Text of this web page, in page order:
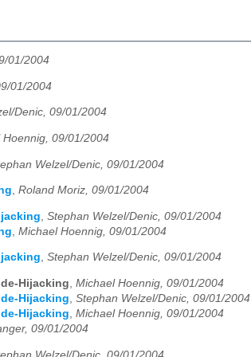
01/2004
01/2004
Denic, 09/01/2004
Hoennig, 09/01/2004
Welzel/Denic, 09/01/2004
, Roland Moriz, 09/01/2004
Stephan Welzel/Denic, 09/01/2004
Michael Hoennig, 09/01/2004
, Stephan Welzel/Denic, 09/01/2004
Hijacking, Michael Hoennig, 09/01/2004
Hijacking, Stephan Welzel/Denic, 09/01/2004
Hijacking, Michael Hoennig, 09/01/2004
09/01/2004